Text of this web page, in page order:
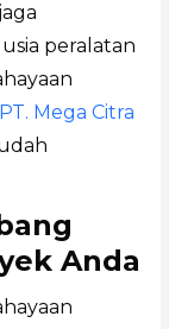
peralatan
PT. Mega Citra
Anda